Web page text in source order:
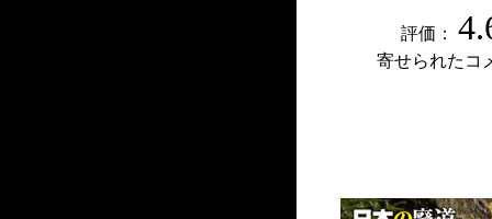
評価：
寄せられたコ